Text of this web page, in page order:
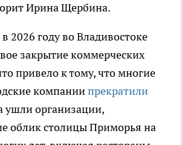
Ирина Щербина.
2026 году во Владивостоке
закрытие коммерческих
привело к тому, что многие
компаниипрекратили
ушли организации,
облик столицы Приморья на